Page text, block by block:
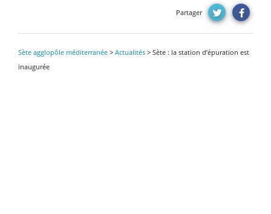
Partager
Sète agglopôle méditerranée > Actualités > Sète : la station d’épuration est
inaugurée